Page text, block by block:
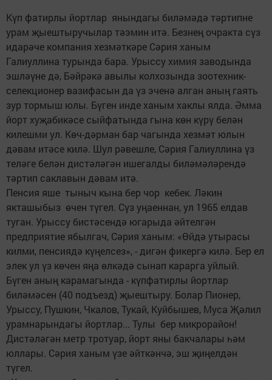
Күп фатирлы йортлар янындагы биләмәдә тәртипне
урам җыештыручылар тәэмин итә. Безнең очракта сүз
идарәче компания хезмәткәре Сәрия ханым
Галиуллина турында бара. Урыссу химия заводында
эшләүне дә, Бәйрәкә авылы колхозында зоотехник-
селекционер вазифасын да үз эченә алган аның гаять
зур тормыш юлы. Бүген инде ханым хаклы ялда. Әмма
йорт хуҗабикәсе сыйфатында гына көн күрү белән
килешми ул. Көч-дәрман бар чагында хезмәт юлын
дәвам итәсе килә. Шул рәвешле, Сәрия Галиуллина үз
теләге белән дистәләгән ишегалды биләмәләрендә
тәртип саклавын дәвам итә.
Пенсия яше тыныч кына бер чор кебек. Ләкин
якташыбыз өчен түгел. Сүз уңаеннан, ул 1965 елдав
туган. Урыссу бистәсендә югарыда әйтелгән
предприятие ябылгач, Сәрия ханым: «Өйдә утырасы
килми, пенсиядә күңелсез», - дигән фикергә килә. Бер ел
элек ул үз көчен яңа өлкәдә сынап карарга уйлый.
Бүген аның карамагында - күпфатирлы йортлар
биләмәсен (40 подъезд) җыештыру. Болар Пионер,
Урыссу, Пушкин, Чкалов, Тукай, Куйбышев, Муса Җәлил
урамнарындагы йортлар... Тулы бер микрорайон!
Дистәләгән метр тротуар, йорт яны бакчалары һәм
юллары. Сәрия ханым үзе әйткәнчә, эш җиңелдән
түгел.